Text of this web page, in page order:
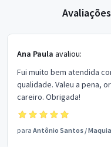
Ana Paula avaliou:
Fui muito bem atendida
qualidade. Valeu a pena,
careiro. Obrigada!
para Antônio Santos /